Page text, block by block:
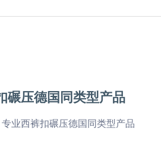
碾压德国同类型产品
业西裤扣碾压德国同类型产品